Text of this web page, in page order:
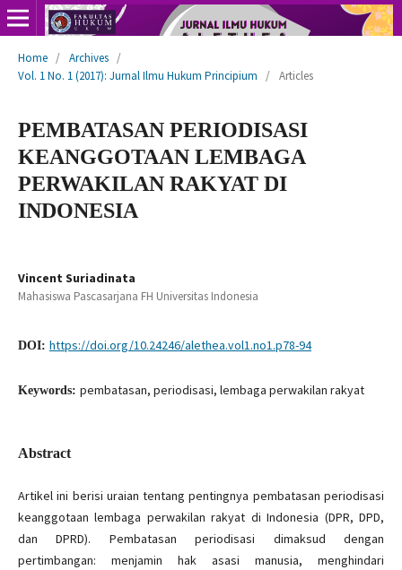
Home / Archives /
Vol. 1 No. 1 (2017): Jurnal Ilmu Hukum Principium
/ Articles
PEMBATASAN PERIODISASI
KEANGGOTAAN LEMBAGA
PERWAKILAN RAKYAT DI
INDONESIA
Vincent Suriadinata
Mahasiswa Pascasarjana FH Universitas Indonesia
DOI: https://doi.org/10.24246/alethea.vol1.no1.p78-94
Keywords: pembatasan, periodisasi, lembaga perwakilan rakyat
Abstract
Artikel ini berisi uraian tentang pentingnya pembatasan periodisasi
keanggotaan lembaga perwakilan rakyat di Indonesia (DPR, DPD,
dan DPRD). Pembatasan periodisasi dimaksud dengan
pertimbangan: menjamin hak asasi manusia, menghindari